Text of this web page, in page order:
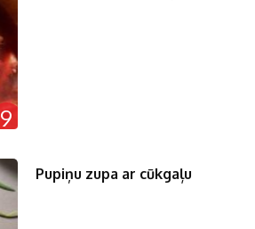
9
Pupiņu zupa ar cūkgaļu